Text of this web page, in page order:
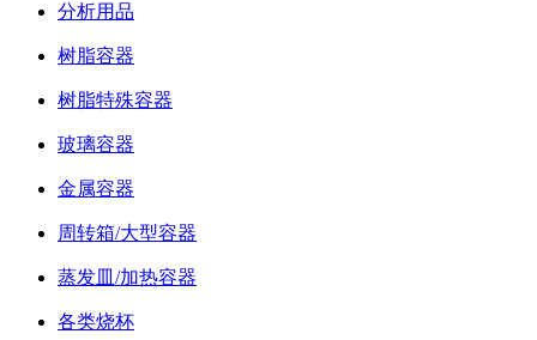
分析用品
树脂容器
树脂特殊容器
玻璃容器
金属容器
周转箱/大型容器
蒸发皿/加热容器
各类烧杯